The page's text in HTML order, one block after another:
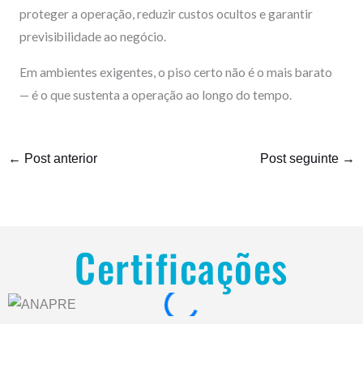
proteger a operação, reduzir custos ocultos e garantir
previsibilidade ao negócio.
Em ambientes exigentes, o piso certo não é o mais barato
— é o que sustenta a operação ao longo do tempo.
← Post anterior Post seguinte →
Certificações